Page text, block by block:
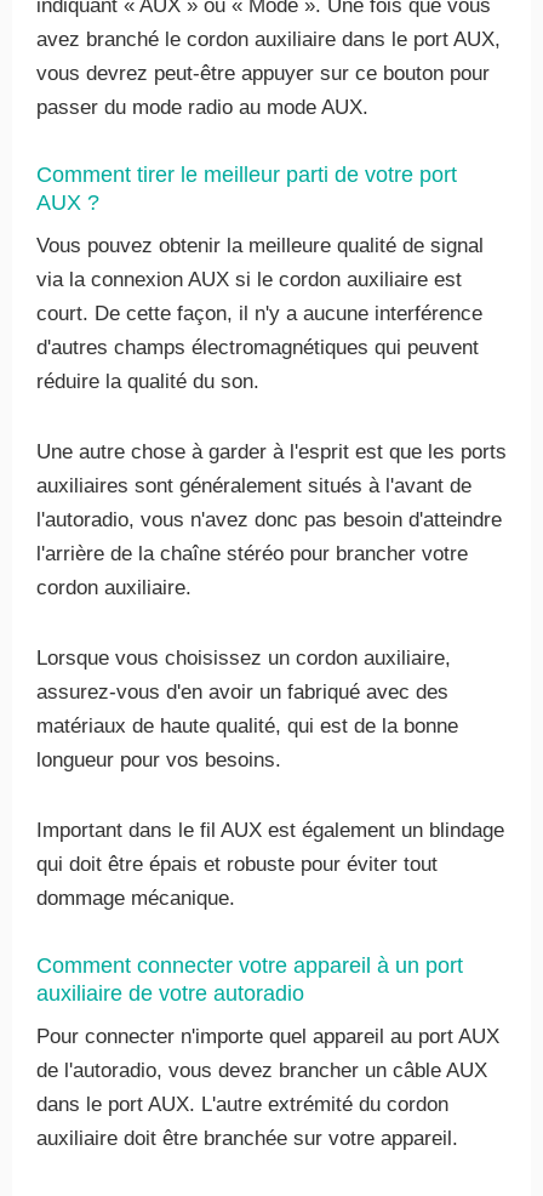
indiquant « AUX » ou « Mode ». Une fois que vous
avez branché le cordon auxiliaire dans le port AUX,
vous devrez peut-être appuyer sur ce bouton pour
passer du mode radio au mode AUX.
Comment tirer le meilleur parti de votre port
AUX ?
Vous pouvez obtenir la meilleure qualité de signal
via la connexion AUX si le cordon auxiliaire est
court. De cette façon, il n'y a aucune interférence
d'autres champs électromagnétiques qui peuvent
réduire la qualité du son.
Une autre chose à garder à l'esprit est que les ports
auxiliaires sont généralement situés à l'avant de
l'autoradio, vous n'avez donc pas besoin d'atteindre
l'arrière de la chaîne stéréo pour brancher votre
cordon auxiliaire.
Lorsque vous choisissez un cordon auxiliaire,
assurez-vous d'en avoir un fabriqué avec des
matériaux de haute qualité, qui est de la bonne
longueur pour vos besoins.
Important dans le fil AUX est également un blindage
qui doit être épais et robuste pour éviter tout
dommage mécanique.
Comment connecter votre appareil à un port
auxiliaire de votre autoradio
Pour connecter n'importe quel appareil au port AUX
de l'autoradio, vous devez brancher un câble AUX
dans le port AUX. L'autre extrémité du cordon
auxiliaire doit être branchée sur votre appareil.